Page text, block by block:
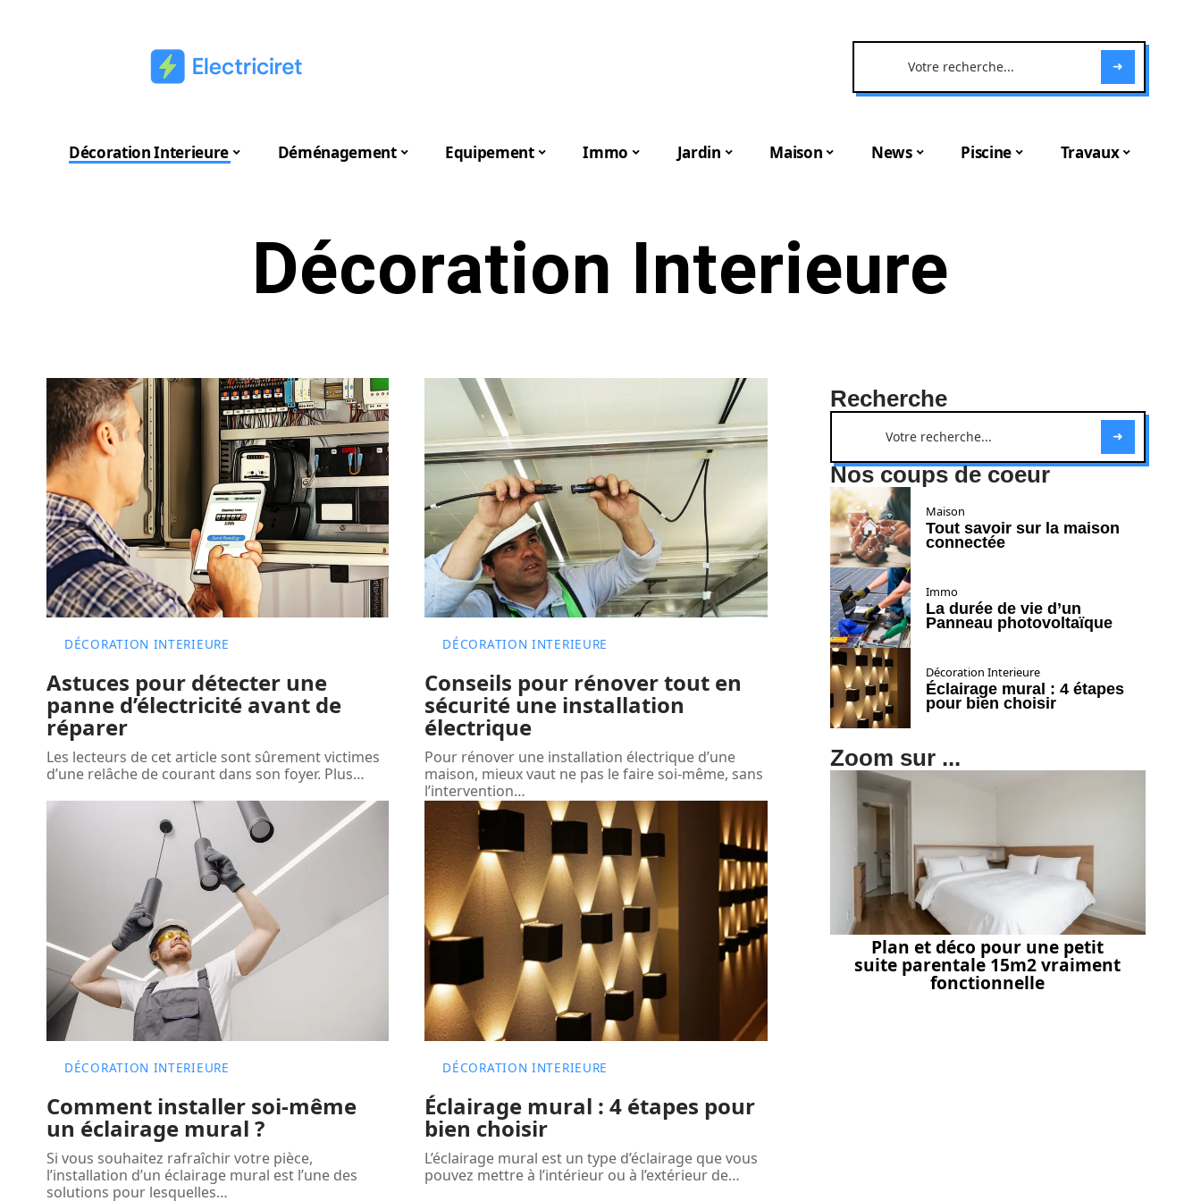
Décoration Interieure Déménagement Equipement Immo Jardin Maison News Piscine Travaux
Décoration Interieure
DÉCORATION INTERIEURE
Astuces pour détecter une
panne d’électricité avant de
réparer
Les lecteurs de cet article sont sûrement victimes
d’une relâche de courant dans son foyer. Plus…
DÉCORATION INTERIEURE
Conseils pour rénover tout en
sécurité une installation
électrique
Pour rénover une installation électrique d’une
maison, mieux vaut ne pas le faire soi-même, sans
l’intervention…
DÉCORATION INTERIEURE
Comment installer soi-même
un éclairage mural ?
Si vous souhaitez rafraîchir votre pièce,
l’installation d’un éclairage mural est l’une des
solutions pour lesquelles…
DÉCORATION INTERIEURE
Éclairage mural : 4 étapes pour
bien choisir
L’éclairage mural est un type d’éclairage que vous
pouvez mettre à l’intérieur ou à l’extérieur de…
Recherche
Nos coups de coeur
Maison
Tout savoir sur la maison
connectée
Immo
La durée de vie d’un
Panneau photovoltaïque
Décoration Interieure
Éclairage mural : 4 étapes
pour bien choisir
Zoom sur ...
Plan et déco pour une petit
suite parentale 15m2 vraiment
fonctionnelle